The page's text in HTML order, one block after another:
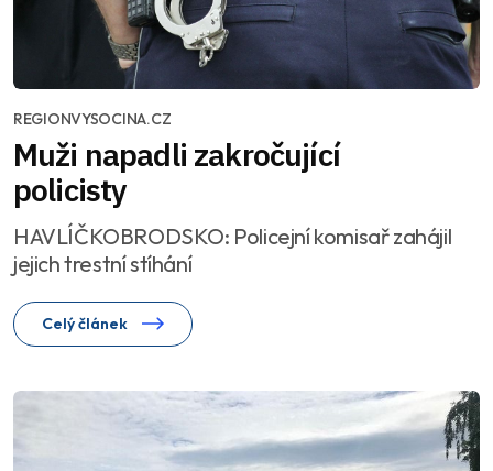
REGIONVYSOCINA.CZ
Muži napadli zakročující
policisty
HAVLÍČKOBRODSKO: Policejní komisař zahájil
jejich trestní stíhání
Celý článek